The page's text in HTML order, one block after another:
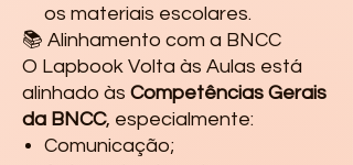
os materiais escolares.
📚 Alinhamento com a BNCC
O Lapbook Volta às Aulas está
alinhado às Competências Gerais
da BNCC, especialmente:
Comunicação;